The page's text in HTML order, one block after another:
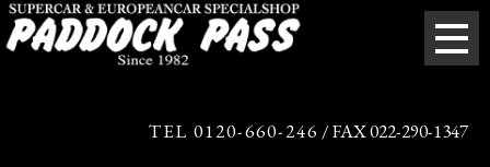
TEL 0120-660-246 / FAX 022-290-1347